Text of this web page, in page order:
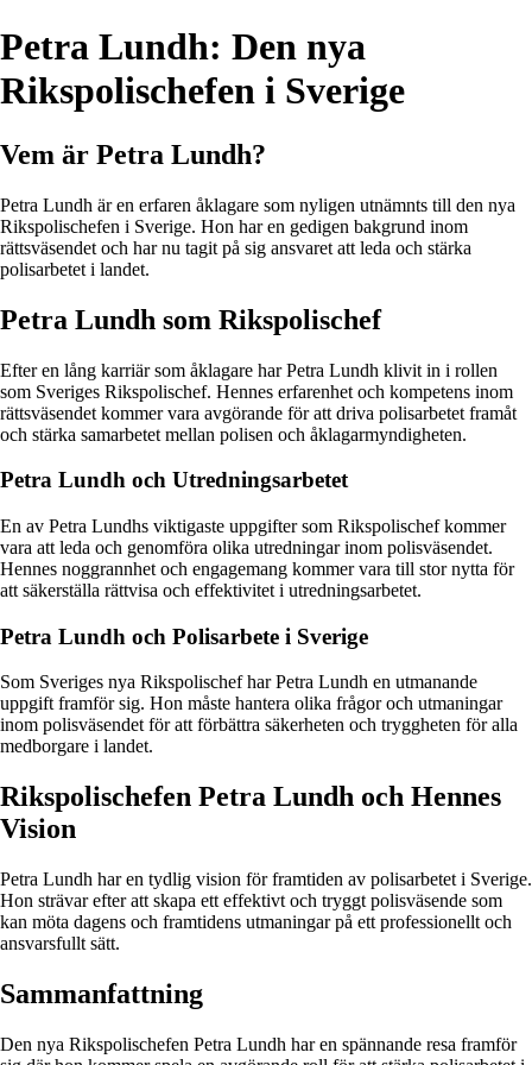
Petra Lundh: Den nya
Rikspolischefen i Sverige
Vem är Petra Lundh?
Petra Lundh är en erfaren åklagare som nyligen utnämnts till den nya
Rikspolischefen i Sverige. Hon har en gedigen bakgrund inom
rättsväsendet och har nu tagit på sig ansvaret att leda och stärka
polisarbetet i landet.
Petra Lundh som Rikspolischef
Efter en lång karriär som åklagare har Petra Lundh klivit in i rollen
som Sveriges Rikspolischef. Hennes erfarenhet och kompetens inom
rättsväsendet kommer vara avgörande för att driva polisarbetet framåt
och stärka samarbetet mellan polisen och åklagarmyndigheten.
Petra Lundh och Utredningsarbetet
En av Petra Lundhs viktigaste uppgifter som Rikspolischef kommer
vara att leda och genomföra olika utredningar inom polisväsendet.
Hennes noggrannhet och engagemang kommer vara till stor nytta för
att säkerställa rättvisa och effektivitet i utredningsarbetet.
Petra Lundh och Polisarbete i Sverige
Som Sveriges nya Rikspolischef har Petra Lundh en utmanande
uppgift framför sig. Hon måste hantera olika frågor och utmaningar
inom polisväsendet för att förbättra säkerheten och tryggheten för alla
medborgare i landet.
Rikspolischefen Petra Lundh och Hennes
Vision
Petra Lundh har en tydlig vision för framtiden av polisarbetet i Sverige.
Hon strävar efter att skapa ett effektivt och tryggt polisväsende som
kan möta dagens och framtidens utmaningar på ett professionellt och
ansvarsfullt sätt.
Sammanfattning
Den nya Rikspolischefen Petra Lundh har en spännande resa framför